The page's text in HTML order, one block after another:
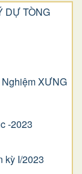
DỰ TÒNG
XƯNG
-2023
kỳ I/2023